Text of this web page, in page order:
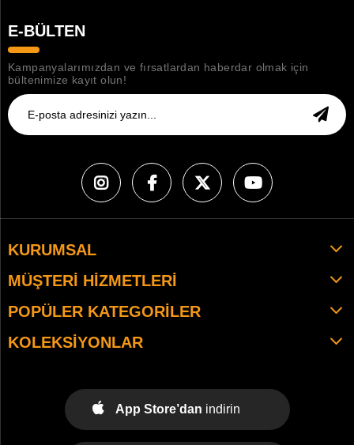
E-BÜLTEN
Kampanyalarımızdan ve fırsatlardan haberdar olmak için
bültenimize kayıt olun!
KURUMSAL
MÜŞTERI HIZMETLERI
POPÜLER KATEGORILER
KOLEKSIYONLAR
App Store’dan indirin